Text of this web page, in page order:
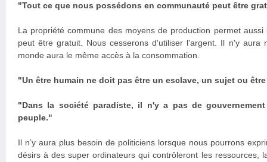
"Tout ce que nous possédons en communauté peut être
La propriété commune des moyens de production permet
peut être gratuit. Nous cesserons d'utiliser l'argent. Il n'y aura
monde aura le même accès à la consommation.
"Un être humain ne doit pas être un esclave, un sujet ou
"Dans la société paradiste, il n'y a pas de
peuple."
Il n’y aura plus besoin de politiciens lorsque nous pourrons
désirs à des super ordinateurs qui contrôleront les ressources,